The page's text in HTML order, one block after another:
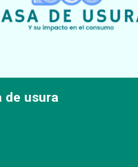
de usura